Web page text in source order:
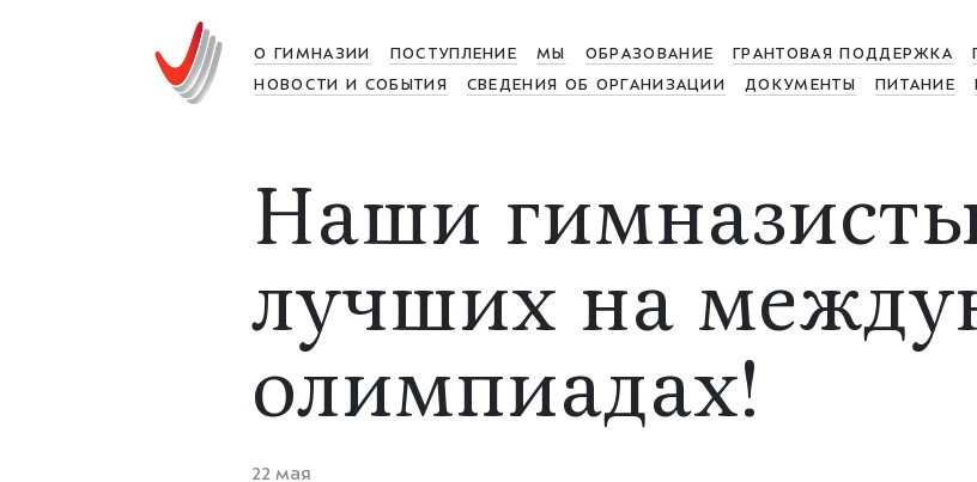
О ГИМНАЗИИ ПОСТУПЛЕНИЕ МЫ ОБРАЗОВАНИЕ ГРАНТОВАЯ ПОДДЕРЖКА
НОВОСТИ И СОБЫТИЯ
СВЕДЕНИЯ ОБ ОРГАНИЗАЦИИ ДОКУМЕНТЫ ПИТАНИЕ
Наши
лучших на
олимпиадах!
22 мая